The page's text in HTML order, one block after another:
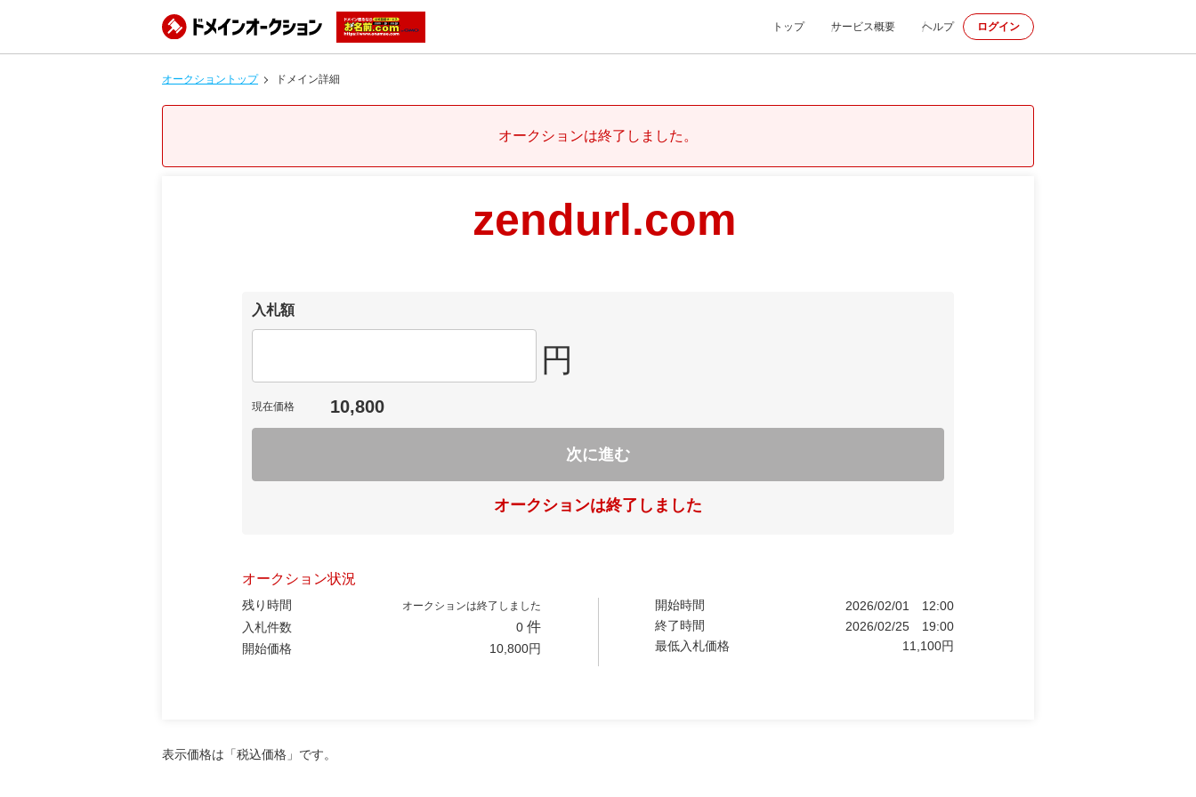
トップ サービス概要 ヘルプ ログイン
オークショントップ ドメイン詳細
オークションは終了しました。
zendurl.com
入札額
円
現在価格 10,800
次に進む
オークションは終了しました
オークション状況
残り時間 オークションは終了しました
入札件数 0 件
開始価格 10,800円
開始時間 2026/02/01
12:00
終了時間
2026/02/25
19:00
最低入札価格
11,100円
表示価格は「税込価格」です。